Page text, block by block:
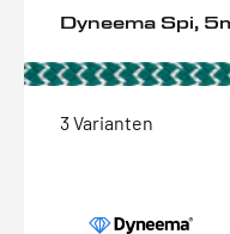
Dyneema Spi,
3 Varianten